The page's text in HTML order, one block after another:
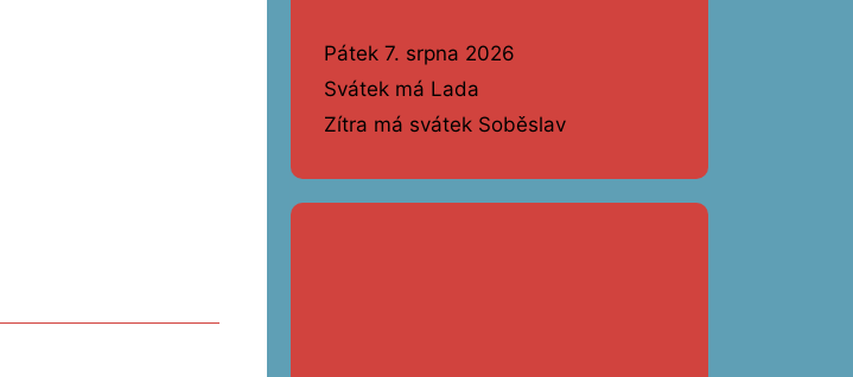
Pátek 7. srpna 2026
Svátek má Lada
Zítra má svátek Soběslav